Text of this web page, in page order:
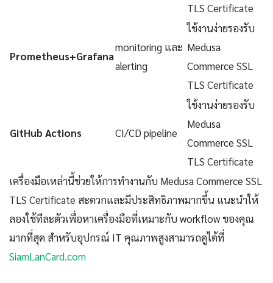
TLS Certificate
Prometheus+Grafana
monitoring และ
alerting
ใช้งานง่ายรองรับ
Medusa
Commerce SSL
TLS Certificate
GitHub Actions CI/CD pipeline
ใช้งานง่ายรองรับ
Medusa
Commerce SSL
TLS Certificate
เครื่องมือเหล่านี้ช่วยให้การทำงานกับ Medusa Commerce SSL
TLS Certificate สะดวกและมีประสิทธิภาพมากขึ้น แนะนำให้
ลองใช้ทีละตัวเพื่อหาเครื่องมือที่เหมาะกับ workflow ของคุณ
มากที่สุด สำหรับอุปกรณ์ IT คุณภาพสูงสามารถดูได้ที่
SiamLanCard.com